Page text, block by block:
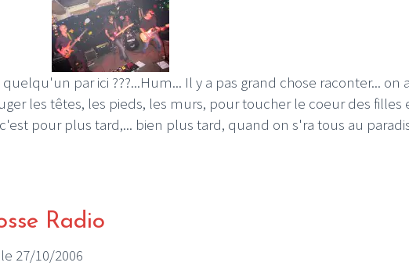
par ici ???...Hum... Il y a pas grand chose raconter... on
les têtes, les pieds, les murs, pour toucher le coeur des filles
pour plus tard,... bien plus tard, quand on s'ra tous au
Radio
27/10/2006